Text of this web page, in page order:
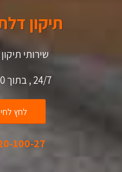
תיקון
שירותי
24/7 , בתוך 20 דקות.
לחץ
100-27